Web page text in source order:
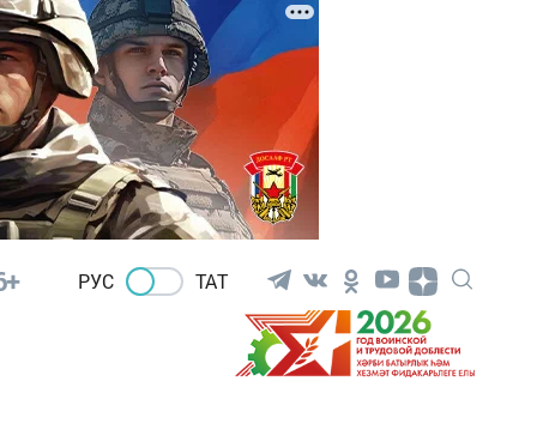
РУС ТАТ